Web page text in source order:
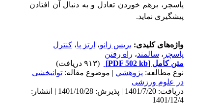
پاسچر، برهم خوردن تعادل و به دنبال آن افتادن
پیشگیری نماید.
واژه‌های کلیدی:بریس زانو ،ارتز پا ،کنترل
پاسچر، سالمند،راه رفتن
متن کامل[PDF 502 kb]
نوع مطالعه:پژوهشي| موضوع مقاله:توانبخشی
در علوم ورزشی
دریافت: 1401/7/20 | پذیرش: 1401/10/28 | انتشار:
1401/12/4